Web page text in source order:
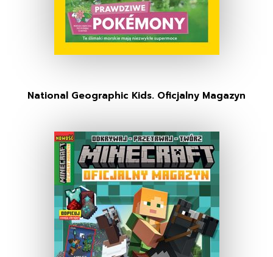
National Geographic Kids. Oficjalny Magazyn